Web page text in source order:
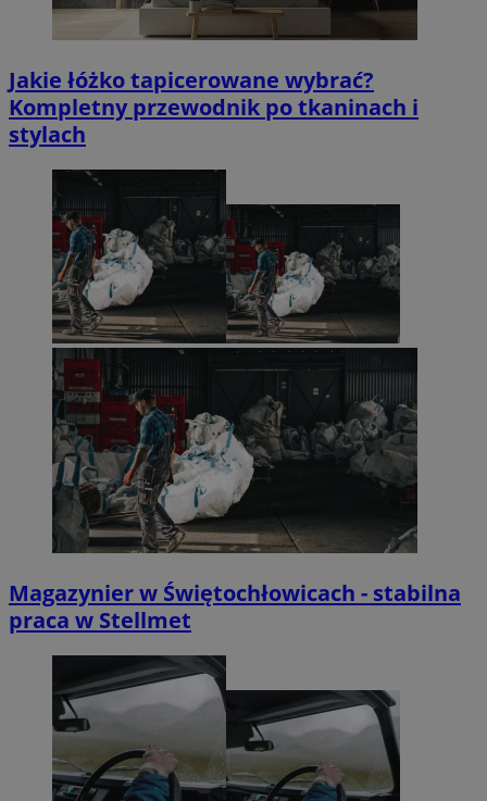
Jakie łóżko tapicerowane wybrać?
Kompletny przewodnik po tkaninach i
stylach
Magazynier w Świętochłowicach - stabilna
praca w Stellmet